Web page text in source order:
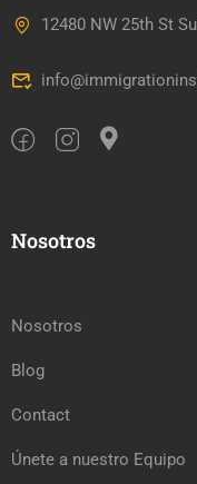
12480 NW 25th St
Nosotros
Nosotros
Blog
Contact
Únete a nuestro Equipo